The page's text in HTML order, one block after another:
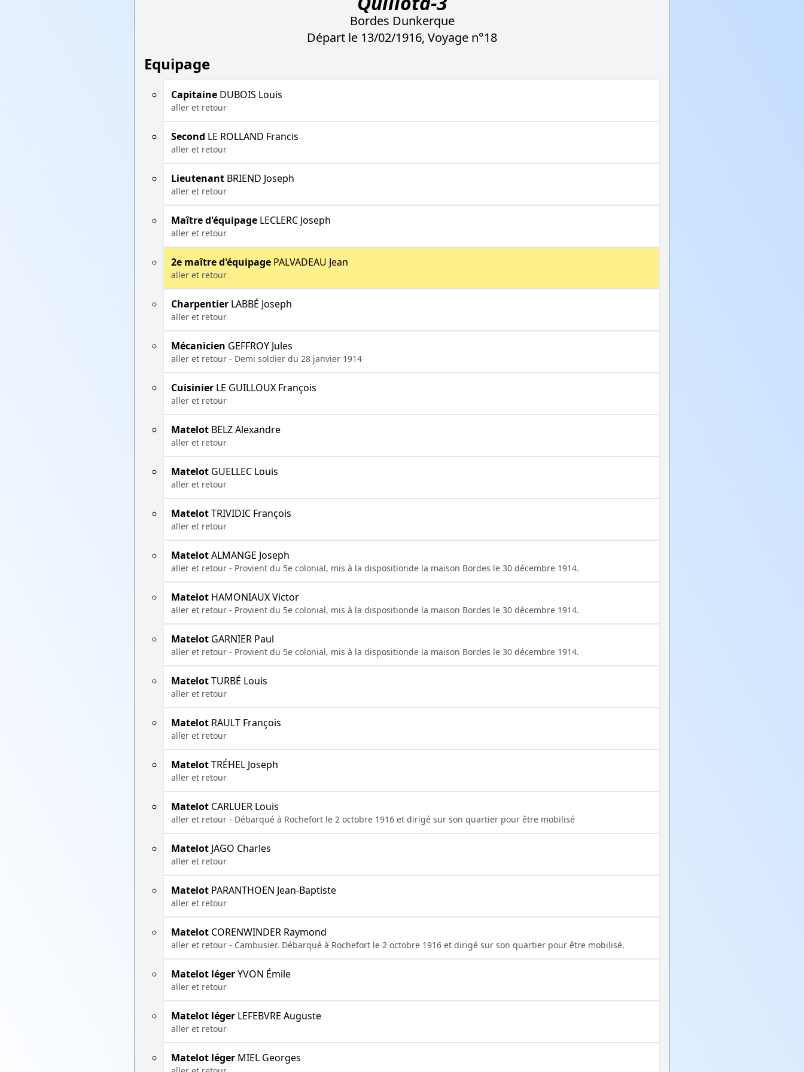
Bordes Dunkerque
Départ le 13/02/1916, Voyage n°18
Equipage
Capitaine DUBOIS Louis
aller et retour
Second LE ROLLAND Francis
aller et retour
Lieutenant BRIEND Joseph
aller et retour
Maître d'équipage LECLERC Joseph
aller et retour
2e maître d'équipage PALVADEAU Jean
aller et retour
Charpentier LABBÉ Joseph
aller et retour
Mécanicien GEFFROY Jules
aller et retour - Demi soldier du 28 janvier 1914
Cuisinier LE GUILLOUX François
aller et retour
Matelot BELZ Alexandre
aller et retour
Matelot GUELLEC Louis
aller et retour
MatelotTRIVIDIC François
aller et retour
MatelotALMANGE Joseph
aller et retour - Provient du 5e colonial, mis à la dispositionde la maison Bordes le 30 décembre 1914.
Matelot HAMONIAUX Victor
aller et retour - Provient du 5e colonial, mis à la dispositionde la maison Bordes le 30 décembre 1914.
Matelot GARNIER Paul
aller et retour - Provient du 5e colonial, mis à la dispositionde la maison Bordes le 30 décembre 1914.
MatelotTURBÉ Louis
aller et retour
Matelot RAULT François
aller et retour
MatelotTRÉHEL Joseph
aller et retour
Matelot CARLUER Louis
aller et retour - Débarqué à Rochefort le 2 octobre 1916 et dirigé sur son quartier pour être mobilisé
Matelot JAGO Charles
aller et retour
Matelot PARANTHOËN Jean-Baptiste
aller et retour
Matelot CORENWINDER Raymond
aller et retour - Cambusier. Débarqué à Rochefort le 2 octobre 1916 et dirigé sur son quartier pour être mobilisé.
Matelot légerYVON Émile
aller et retour
Matelot léger LEFEBVRE Auguste
aller et retour
Matelot léger MIEL Georges